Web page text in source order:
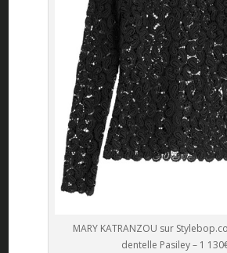
MARY KATRANZOU sur
dentelle Pasiley – 1